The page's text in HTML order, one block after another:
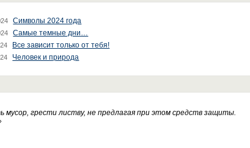
Символы 2024 года
Самые темные дни…
Все зависит только от тебя!
Человек и природа
грести листву, не предлагая при этом средств защиты.